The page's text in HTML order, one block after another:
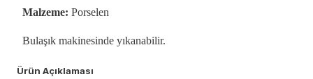
Malzeme: Porselen
Bulaşık makinesinde yıkanabilir.
Ürün Açıklaması